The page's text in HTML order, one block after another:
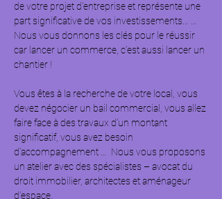
de votre projet d'entreprise et représente une
part significative de vos investissements… …
Nous vous donnons les clés pour le réussir
car lancer un commerce, c’est aussi lancer un
chantier !
Vous êtes à la recherche de votre local, vous
devez négocier un bail commercial, vous allez
faire face à des travaux d’un montant
significatif, vous avez besoin
d’accompagnement …  Nous vous proposons
un atelier avec des spécialistes – avocat du
droit immobilier, architectes et aménageur
d’espace.